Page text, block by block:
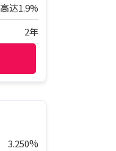
高达1.9%
2年
3.250%